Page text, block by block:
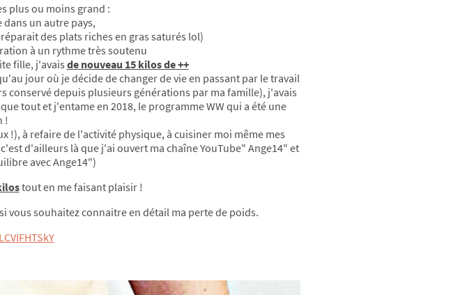
plus ou moins grand :
dans un autre pays,
des plats riches en gras saturés lol)
à un rythme très soutenu
fille, j'avais de nouveau 15 kilos de ++
jour où je décide de changer de vie en passant par le travail
conservé depuis plusieurs générations par ma famille), j'avais
tout et j'entame en 2018, le programme WW qui a été une
!
!), à refaire de l'activité physique, à cuisiner moi même mes
d'ailleurs là que j'ai ouvert ma chaîne YouTube" Ange14" et
avec Ange14")
tout en me faisant plaisir !
vous souhaitez connaitre en détail ma perte de poids.